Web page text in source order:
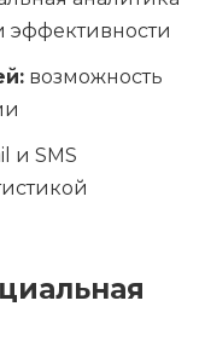
эффективности
возможность
и SMS